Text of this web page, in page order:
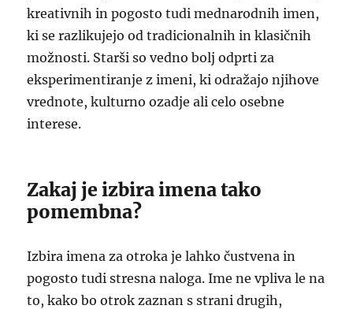
kreativnih in pogosto tudi mednarodnih imen,
ki se razlikujejo od tradicionalnih in klasičnih
možnosti. Starši so vedno bolj odprti za
eksperimentiranje z imeni, ki odražajo njihove
vrednote, kulturno ozadje ali celo osebne
interese.
Zakaj je izbira imena tako
pomembna?
Izbira imena za otroka je lahko čustvena in
pogosto tudi stresna naloga. Ime ne vpliva le na
to, kako bo otrok zaznan s strani drugih,